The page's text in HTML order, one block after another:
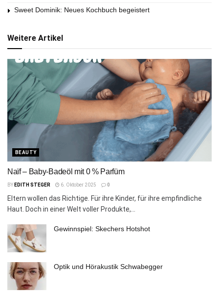
Sweet Dominik: Neues Kochbuch begeistert
Weitere Artikel
BEAUTY
Naïf – Baby-Badeöl mit 0 % Parfüm
BY EDITH STEGER 6. Oktober 2025 0
Eltern wollen das Richtige. Für ihre Kinder, für ihre empfindliche
Haut. Doch in einer Welt voller Produkte,...
Gewinnspiel: Skechers Hotshot
Optik und Hörakustik Schwabegger